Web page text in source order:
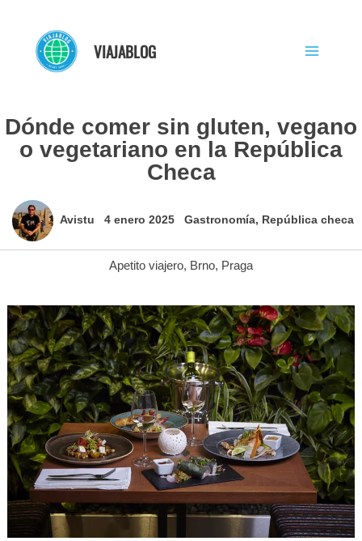
contenido
VIAJABLOG
Dónde comer sin gluten, vegano
o vegetariano en la República
Checa
Avistu 4 enero 2025 Gastronomía, República checa
Apetito viajero, Brno, Praga